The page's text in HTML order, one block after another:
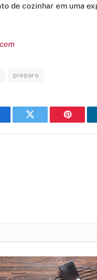
de cozinhar em uma
preparo
Twitter